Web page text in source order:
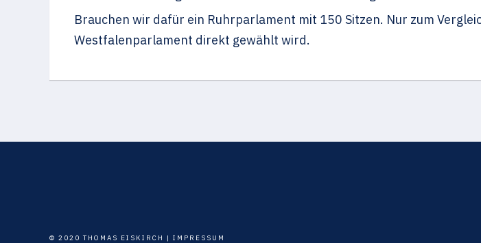
Brauchen wir dafür ein Ruhrparlament mit 150 Sitzen. Nur zum
Westfalenparlament direkt gewählt wird.
© 2020 THOMAS EISKIRCH | IMPRESSUM